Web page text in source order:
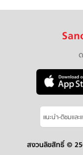
แนะนำ-ติชมเเล
สงวนลิขสิทธิ์ ©